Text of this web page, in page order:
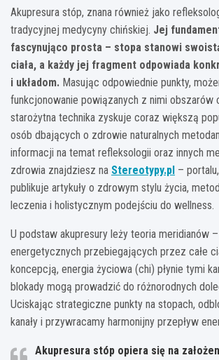
Akupresura stóp, znana również jako
tradycyjnej medycyny chińskiej. Jej
fascynująco prosta – stopa stanowi
ciała, a każdy jej fragment odpowiada
i układom. Masując odpowiednie punkty,
funkcjonowanie powiązanych z nimi obszarów
starożytna technika zyskuje coraz większą
osób dbających o zdrowie naturalnych
informacji na temat refleksologii oraz innych
zdrowia znajdziesz na Stereotypy.pl –
publikuje artykuły o zdrowym stylu życia,
leczenia i holistycznym podejściu do wellness.
U podstaw akupresury leży teoria meridianów –
energetycznych przebiegających przez całe
koncepcją, energia życiowa (chi) płynie tymi
blokady mogą prowadzić do różnorodnych
Uciskając strategiczne punkty na stopach,
kanały i przywracamy harmonijny przepływ
Akupresura stóp opiera się na